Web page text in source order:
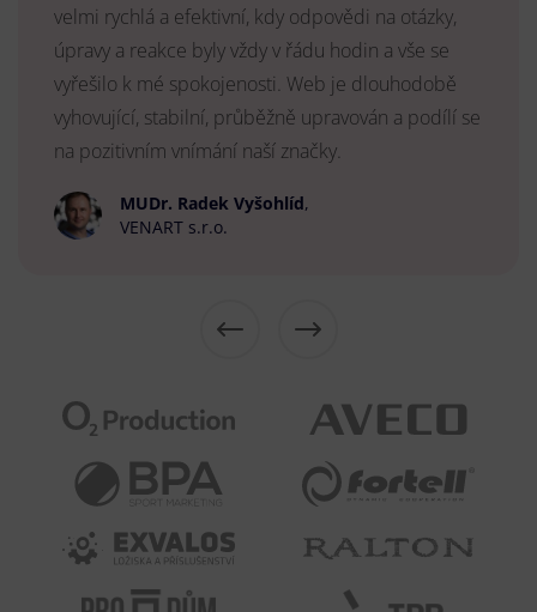
velmi rychlá a efektivní, kdy odpovědi na otázky,
úpravy a reakce byly vždy v řádu hodin a vše se
vyřešilo k mé spokojenosti. Web je dlouhodobě
vyhovující, stabilní, průběžně upravován a podílí se
na pozitivním vnímání naší značky.
MUDr. Radek Vyšohlíd,
VENART s.r.o.